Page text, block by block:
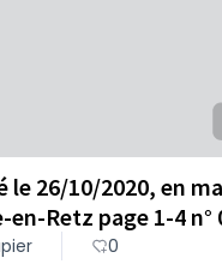
le 26/10/2020, en
en-Retz page 1-4 n°
0